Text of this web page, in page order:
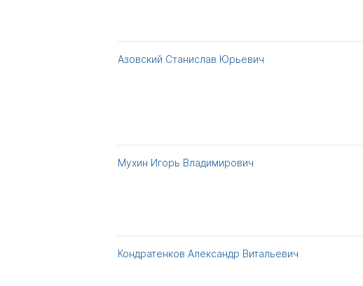
Азовский Станислав Юрьевич
Мухин Игорь Владимирович
Кондратенков Александр Витальевич